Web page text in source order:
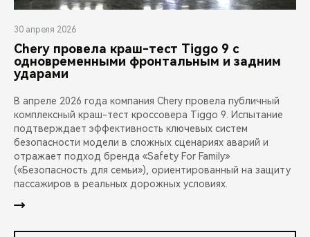
30 апреля 2026
Chery провела краш-тест Tiggo 9 с
одновременными фронтальным и задним
ударами
В апреле 2026 года компания Chery провела публичный
комплексный краш-тест кроссовера Tiggo 9. Испытание
подтверждает эффективность ключевых систем
безопасности модели в сложных сценариях аварий и
отражает подход бренда «Safety For Family»
(«Безопасность для семьи»), ориентированный на защиту
пассажиров в реальных дорожных условиях.